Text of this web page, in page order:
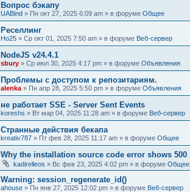
Вопрос бэкапу
UABind » Пн окт 27, 2025 6:09 am » в форуме Общее
Реселлинг
Ho25 » Ср окт 01, 2025 7:50 am » в форуме Веб-сервер
NodeJS v24.4.1
sbury » Ср июл 30, 2025 4:17 pm » в форуме Объявления
Проблемы с доступом к репозитариям.
alenka » Пн апр 28, 2025 5:50 pm » в форуме Объявления
не работает SSE - Server Sent Events
koreshs » Вт мар 04, 2025 11:28 am » в форуме Веб-сервер
Странные действия бекапа
kreativ787 » Пт фев 28, 2025 11:17 am » в форуме Общее
Why the installation source code error shows 500
kadirelleos » Вс фев 23, 2025 4:02 pm » в форуме Общее
Warning: session_regenerate_id()
ahouse » Пн янв 27, 2025 12:02 pm » в форуме Веб-сервер